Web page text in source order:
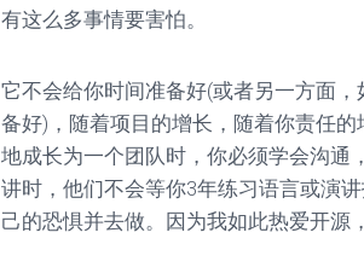
有这么多事情要害怕。
它不会给你时间准备好(或者另一方面
备好)，随着项目的增长，随着你责任
地成长为一个团队时，你必须学会沟通
讲时，他们不会等你3年练习语言或演
己的恐惧并去做。因为我如此热爱开源